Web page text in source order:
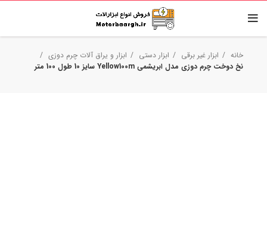
خانه ابزار غیر برقی ابزار دستی
ابزار و یراق آلات چرم دوزی
نخ دوخت چرم دوزی مدل ابریشمی Yellow100m سایز 10 طول 100 متر